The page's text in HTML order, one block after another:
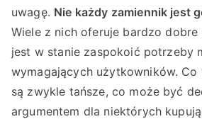
uwagę. Nie każdy zamiennik jest
Wiele z nich oferuje bardzo
jest w stanie zaspokoić potrzeby
wymagających użytkowników. Co
są zwykle tańsze, co może być
argumentem dla niektórych